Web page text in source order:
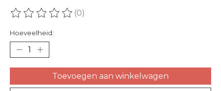
De beoordeling van dit product is
(0)
Hoeveelheid:
Toevoegen aan winkelwagen